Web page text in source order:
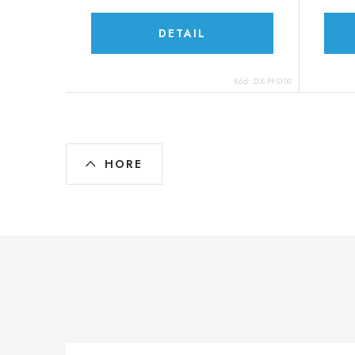
DETAIL
Kód: DX-PPS100
O
v
HORE